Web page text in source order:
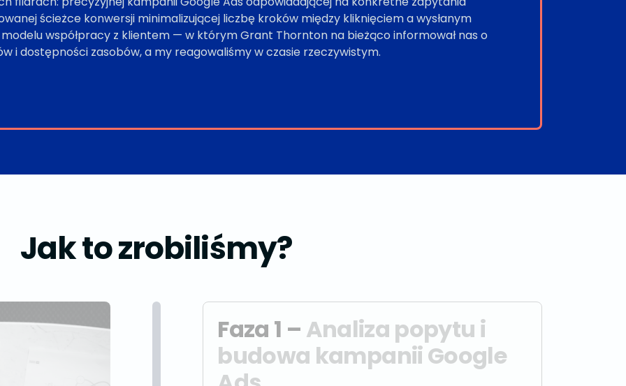
ścieżce konwersji minimalizującej liczbę kroków między kliknięciem a wysłanym
współpracy z klientem — w którym Grant Thornton na bieżąco informował nas o
i dostępności zasobów, a my reagowaliśmy w czasie rzeczywistym.
Jak to zrobiliśmy?
Faza 1 – Analiza popytu i
budowa kampanii Google